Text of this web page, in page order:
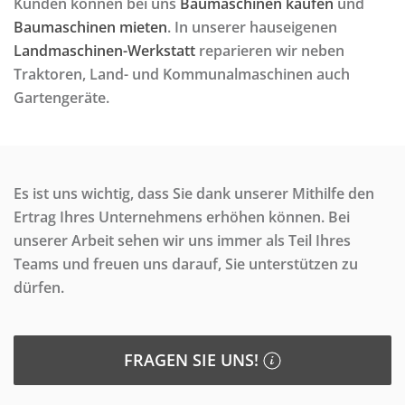
Baumaschinen mieten. In unserer hauseigenen
Landmaschinen-Werkstatt reparieren wir neben
Traktoren, Land- und Kommunalmaschinen auch
Gartengeräte.
Es ist uns wichtig, dass Sie dank unserer Mithilfe den
Ertrag Ihres Unternehmens erhöhen können. Bei
unserer Arbeit sehen wir uns immer als Teil Ihres
Teams und freuen uns darauf, Sie unterstützen zu
dürfen.
FRAGEN SIE UNS!